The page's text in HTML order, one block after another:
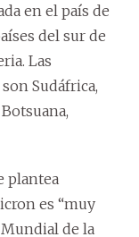
en el país de
del sur de
Las
Sudáfrica,
plantea
es “muy
de la